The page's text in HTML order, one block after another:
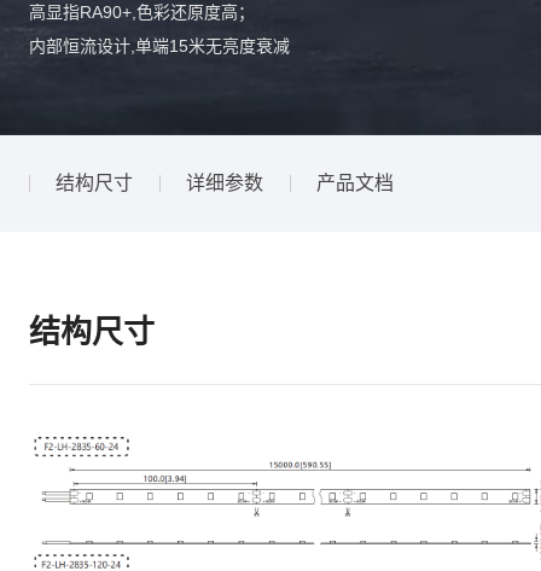
高显指RA90+,色彩还原度高；
内部恒流设计,单端15米无亮度衰减
结构尺寸 详细参数 产品文档
结构尺寸